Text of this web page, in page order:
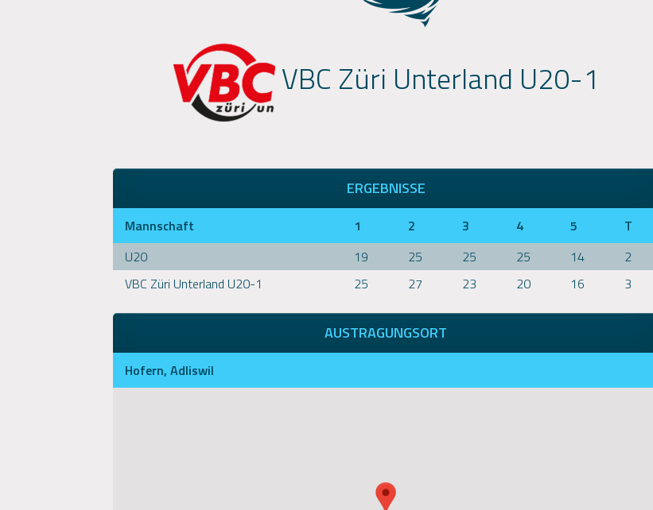
VBC Züri Unterland U20-1
ERGEBNISSE
Mannschaft 1 2 3 4 5
T
U20
19 25 25 25 14
2
VBC Züri Unterland U20-1
25 27 23 20 16 3
AUSTRAGUNGSORT
Hofern, Adliswil